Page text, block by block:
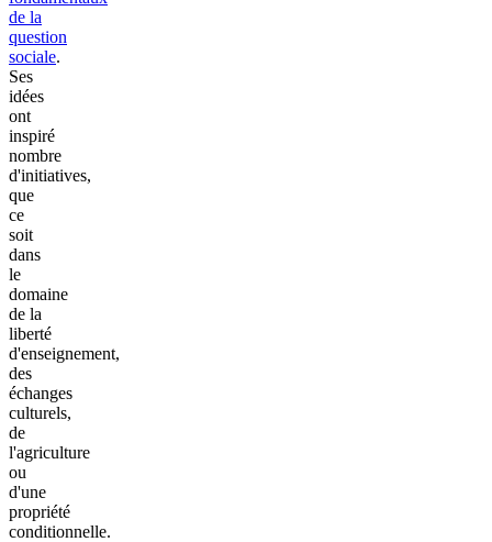
de la
question
sociale.
Ses
idées
ont
inspiré
nombre
d'initiatives,
que
ce
soit
dans
le
domaine
de la
liberté
d'enseignement,
des
échanges
culturels,
de
l'agriculture
ou
d'une
propriété
conditionnelle.